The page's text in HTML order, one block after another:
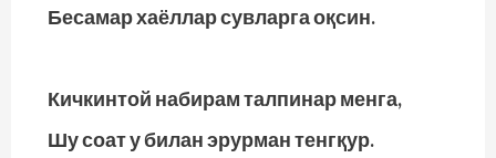
Бесамар хаёллар сувларга оқсин.
Кичкинтой набирам талпинар менга,
Шу соат у билан эрурман тенгқур.